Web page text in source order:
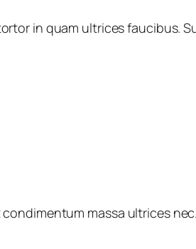
in quam ultrices faucibus.
massa ultrices